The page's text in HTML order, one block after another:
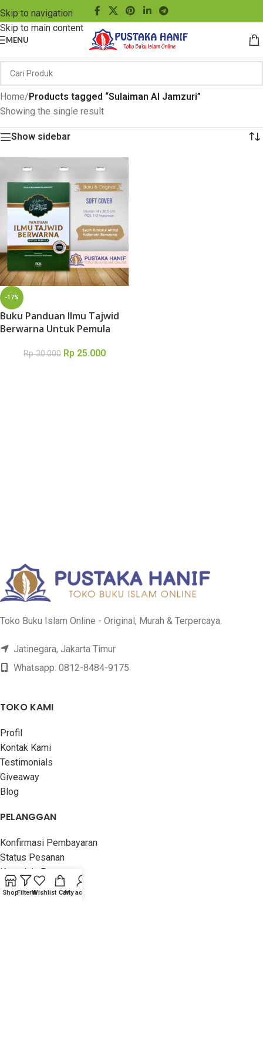
Skip to navigation
Skip to main content
MENU
Home/Products tagged “Sulaiman Al Jamzuri”
Showing the single result
Show sidebar
-17%
Buku Panduan Ilmu Tajwid
Berwarna Untuk Pemula
Rp30.000 Rp 25.000
Toko Buku Islam Online - Original, Murah & Terpercaya.
Jatinegara, Jakarta Timur
Whatsapp: 0812-8484-9175
TOKO KAMI
Profil
Kontak Kami
Testimonials
Giveaway
Blog
PELANGGAN
Konfirmasi Pembayaran
Status Pesanan
Komplain Pesanan
Hubungi Kami
ShopFiltersWishlist CartMy account